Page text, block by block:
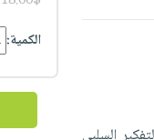
الكمية: